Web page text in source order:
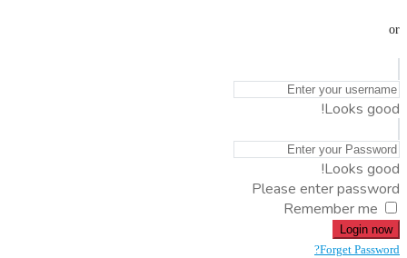
or
Looks good!
Looks good!
Please enter password
Remember me
Login now
Forget Password?